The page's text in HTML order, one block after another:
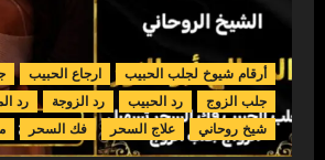
أرقام شيوخ لجلب الحبيب ارجاع الحبيب
جلب الزوج
رد الحبيب رد الزوجة
رد
شيخ روحاني
علاج السحر فك السحر